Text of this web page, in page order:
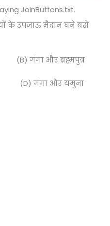
JoinButtons.txt.
के उपजाऊ मैदान घने बसे
गंगा और ब्रह्मपुत्र
(D) गंगा और यमुना